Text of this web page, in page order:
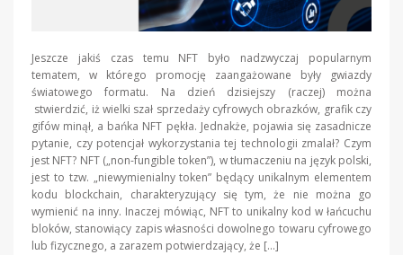
Jeszcze jakiś czas temu NFT było nadzwyczaj popularnym
tematem, w którego promocję zaangażowane były gwiazdy
światowego formatu. Na dzień dzisiejszy (raczej) można
stwierdzić, iż wielki szał sprzedaży cyfrowych obrazków, grafik czy
gifów minął, a bańka NFT pękła. Jednakże, pojawia się zasadnicze
pytanie, czy potencjał wykorzystania tej technologii zmalał? Czym
jest NFT? NFT („non-fungible token”), w tłumaczeniu na język polski,
jest to tzw. „niewymienialny token” będący unikalnym elementem
kodu blockchain, charakteryzujący się tym, że nie można go
wymienić na inny. Inaczej mówiąc, NFT to unikalny kod w łańcuchu
bloków, stanowiący zapis własności dowolnego towaru cyfrowego
lub fizycznego, a zarazem potwierdzający, że […]